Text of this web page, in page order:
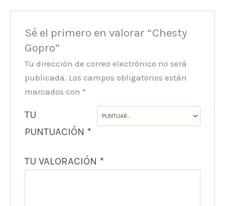
Sé el primero en valorar “Chesty
Gopro”
Tu dirección de correo electrónico no será
publicada. Los campos obligatorios están
marcados con *
TU
PUNTUACIÓN *
TU VALORACIÓN *